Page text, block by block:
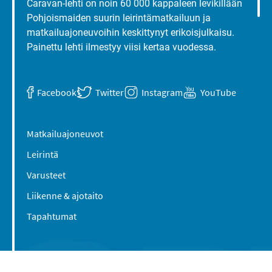
Caravan-lehti on noin 60 000 kappaleen levikillään
Pohjoismaiden suurin leirintämatkailuun ja
matkailuajoneuvoihin keskittynyt erikoisjulkaisu.
Painettu lehti ilmestyy viisi kertaa vuodessa.
Facebook Twitter Instagram YouTube
Matkailuajoneuvot
Leirintä
Varusteet
Liikenne & ajotaito
Tapahtumat